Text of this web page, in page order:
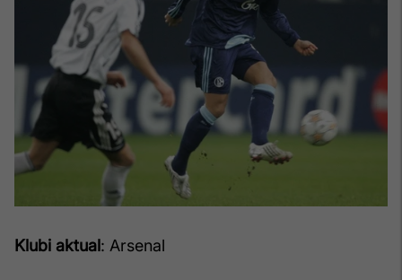
Klubi aktual : Arsenal